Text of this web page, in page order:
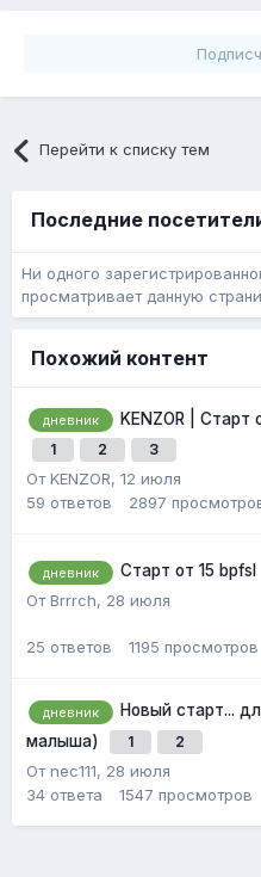
Перейти к списку тем
Последние
Ни одного
просматривает данную
Похожий контент
дневник KENZOR | Старт
1 2 3
От KENZOR, 12 июля
59 ответов 2897
дневник Старт от 15 bpfsl
От Brrrch, 28 июля
25 ответов 1195 просмотров
дневник
Новый старт...
малыша)
1 2
От nec111, 28 июля
34 ответа 1547 просмотров